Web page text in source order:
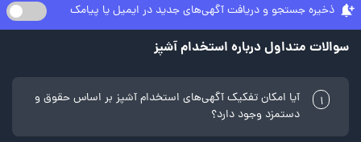
ذخیره جستجو و دریافت آگهی‌های جدید در ایمیل یا پیامک
سوالات متداول درباره استخدام آشپز
1
آیا امکان تفکیک آگهی‌های استخدام آشپز بر اساس حقوق و
دستمزد وجود دارد؟